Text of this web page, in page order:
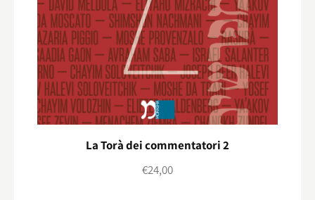
La Torà dei commentatori 2
€24,00